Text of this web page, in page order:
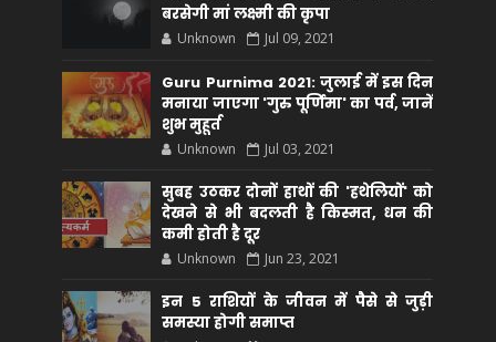
बरसेगी मां लक्ष्मी की कृपा
Unknown Jul 09, 2021
Guru Purnima 2021: जुलाई में इस दिन
मनाया जाएगा 'गुरु पूर्णिमा' का पर्व, जानें
शुभ मुहूर्त
Unknown Jul 03, 2021
सुबह उठकर दोनों हाथों की 'हथेलियों' को
देखने से भी बदलती है किस्मत, धन की
कमी होती है दूर
Unknown Jun 23, 2021
इन 5 राशियों के जीवन में पैसे से जुड़ी
समस्या होगी समाप्त